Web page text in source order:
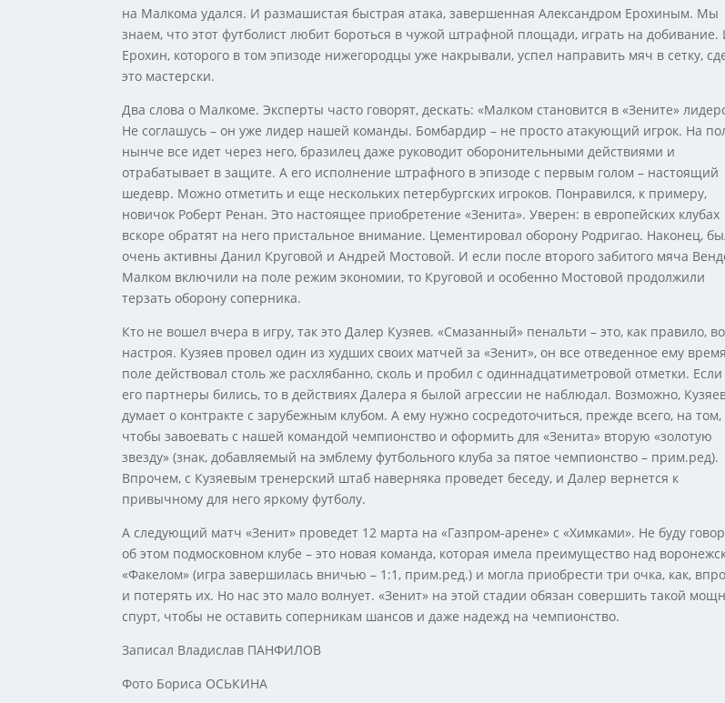
на Малкома удался. И размашистая быстрая атака, завершенная Александром Ерохиным. Мы
знаем, что этот футболист любит бороться в чужой штрафной площади, играть на добивание.
Ерохин, которого в том эпизоде нижегородцы уже накрывали, успел направить мяч в сетку,
это мастерски.
Два слова о Малкоме. Эксперты часто говорят, дескать: «Малком становится в «Зените»
Не соглашусь – он уже лидер нашей команды. Бомбардир – не просто атакующий игрок. На
нынче все идет через него, бразилец даже руководит оборонительными действиями и
отрабатывает в защите. А его исполнение штрафного в эпизоде с первым голом – настоящий
шедевр. Можно отметить и еще нескольких петербургских игроков. Понравился, к примеру,
новичок Роберт Ренан. Это настоящее приобретение «Зенита». Уверен: в европейских клубах
вскоре обратят на него пристальное внимание. Цементировал оборону Родригао. Наконец,
очень активны Данил Круговой и Андрей Мостовой. И если после второго забитого мяча
Малком включили на поле режим экономии, то Круговой и особенно Мостовой продолжили
терзать оборону соперника.
Кто не вошел вчера в игру, так это Далер Кузяев. «Смазанный» пенальти – это, как правило,
настроя. Кузяев провел один из худших своих матчей за «Зенит», он все отведенное ему
поле действовал столь же расхлябанно, сколь и пробил с одиннадцатиметровой отметки. Если
его партнеры бились, то в действиях Далера я былой агрессии не наблюдал. Возможно,
думает о контракте с зарубежным клубом. А ему нужно сосредоточиться, прежде всего, на том,
чтобы завоевать с нашей командой чемпионство и оформить для «Зенита» вторую «золотую
звезду» (знак, добавляемый на эмблему футбольного клуба за пятое чемпионство – прим.ред).
Впрочем, с Кузяевым тренерский штаб наверняка проведет беседу, и Далер вернется к
привычному для него яркому футболу.
А следующий матч «Зенит» проведет 12 марта на «Газпром-арене» с «Химками». Не буду
об этом подмосковном клубе – это новая команда, которая имела преимущество над
«Факелом» (игра завершилась вничью – 1:1, прим.ред.) и могла приобрести три очка, как,
и потерять их. Но нас это мало волнует. «Зенит» на этой стадии обязан совершить такой
спурт, чтобы не оставить соперникам шансов и даже надежд на чемпионство.
Записал Владислав ПАНФИЛОВ
Фото Бориса ОСЬКИНА